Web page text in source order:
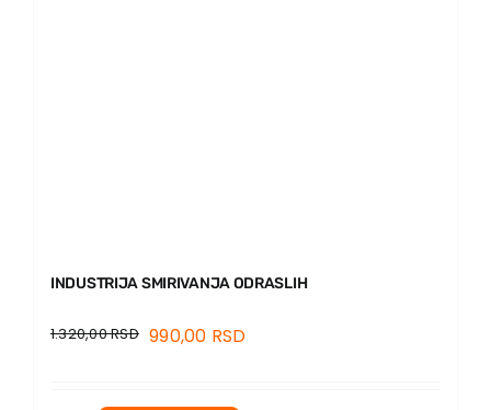
INDUSTRIJA SMIRIVANJA ODRASLIH
1.320,00RSD 990,00 RSD